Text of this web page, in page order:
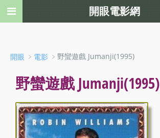
開眼 ﹥ 電影 ﹥野蠻遊戲 Jumanji(1995)
野蠻遊戲 Jumanji(1995)
開眼電影網